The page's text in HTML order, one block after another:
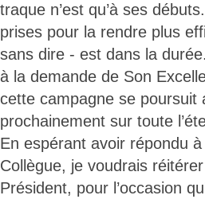
traque n’est qu’à ses
prises pour la rendre plus
sans dire - est dans la durée.
à la demande de Son
cette campagne se
prochainement sur toute
En espérant avoir répondu
Collègue, je voudrais
Président, pour l’occasion